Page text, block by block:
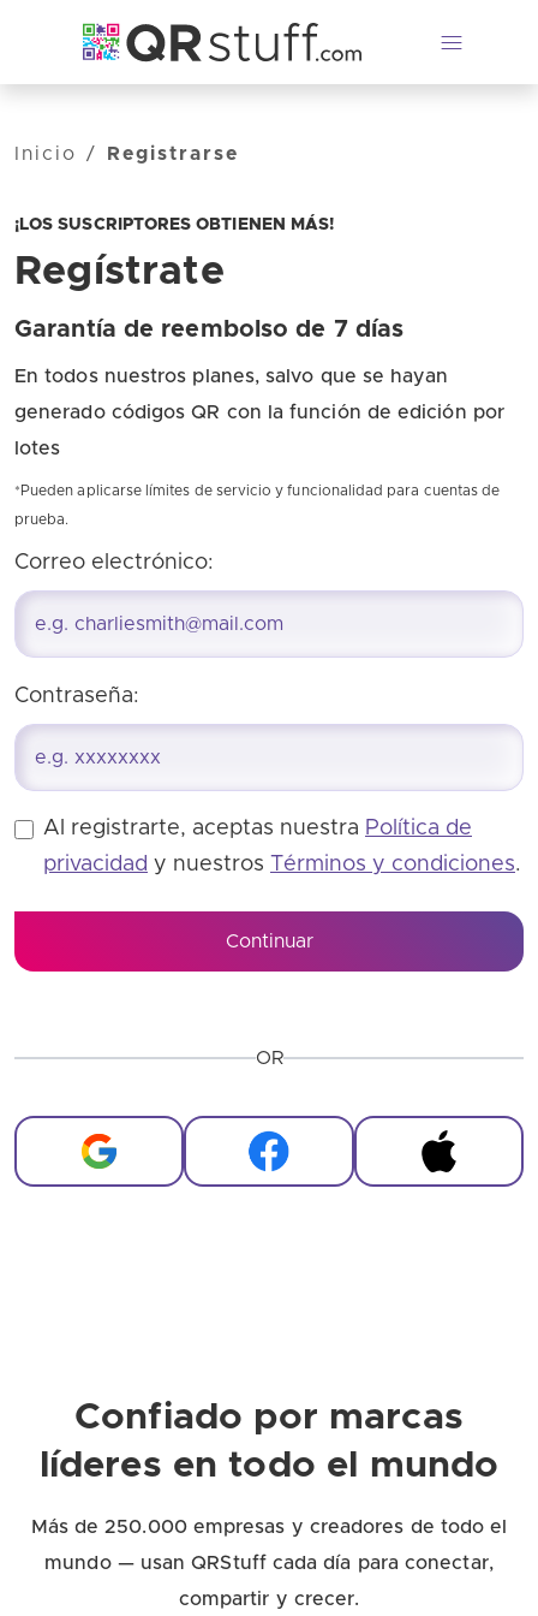
Inicio
/ Registrarse
¡LOS SUSCRIPTORES OBTIENEN MÁS!
Regístrate
Garantía de reembolso de 7 días
En todos nuestros planes, salvo que se hayan
generado códigos QR con la función de edición por
lotes
*Pueden aplicarse límites de servicio y funcionalidad para cuentas de
prueba.
Correo electrónico:
Contraseña:
Al registrarte, aceptas nuestra Política de
privacidad y nuestros Términos y condiciones.
Continuar
OR
Confiado por marcas
líderes en todo el mundo
Más de 250.000 empresas y creadores de todo el
mundo — usan QRStuff cada día para conectar,
compartir y crecer.